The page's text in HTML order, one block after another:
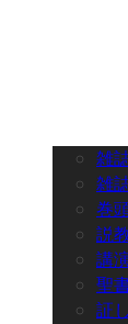
雑
雑
巻
説
講
聖
証し